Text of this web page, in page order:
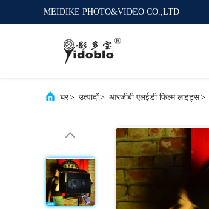
MEIDIKE PHOTO&VIDEO CO.,LTD
घर> उत्पादों> आरजीबी एलईडी फिल्म लाइट्स>